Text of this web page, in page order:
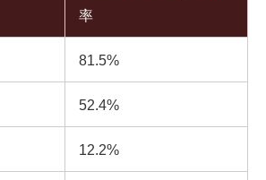
率
81.5%
52.4%
12.2%